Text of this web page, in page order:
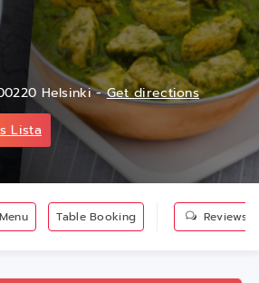
Helsinki -Get directions
Lista
Table Booking Reviews